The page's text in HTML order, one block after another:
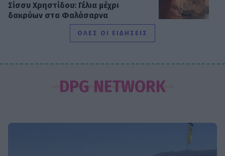
Σίσσυ Χρηστίδου: Γέλια μέχρι
δακρύων στα Φαλάσαρνα
Κατερίνα Σαβράνη: Επιστρέφει στην
τηλεόραση μετά από χρόνια - Σε
ΟΛΕΣ ΟΙ ΕΙΔΗΣΕΙΣ
DPG NETWORK